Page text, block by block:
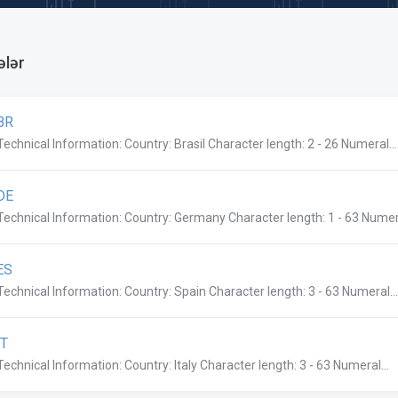
Information: Country: Brasil Character length: 2 - 26 Numeral...
Information: Country: Germany Character length: 1 - 63
Information: Country: Spain Character length: 3 - 63 Numeral...
Information: Country: Italy Character length: 3 - 63 Numeral...